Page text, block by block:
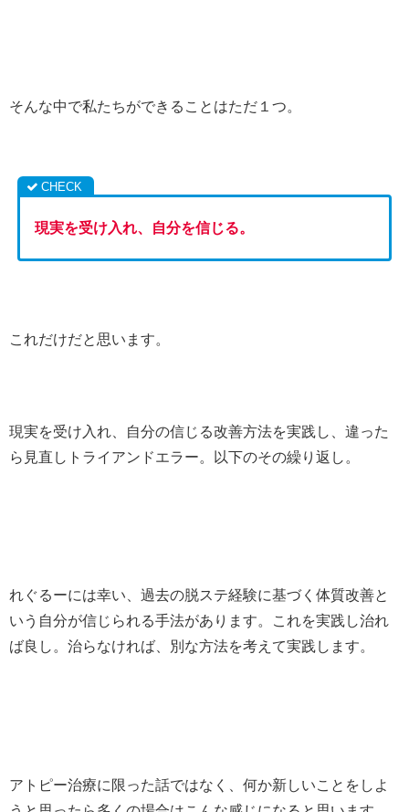
そんな中で私たちができることはただ１つ。
現実を受け入れ、自分を信じる。
これだけだと思います。
現実を受け入れ、自分の信じる改善方法を実践し、違った
ら見直しトライアンドエラー。以下のその繰り返し。
れぐるーには幸い、過去の脱ステ経験に基づく体質改善と
いう自分が信じられる手法があります。これを実践し治れ
ば良し。治らなければ、別な方法を考えて実践します。
アトピー治療に限った話ではなく、何か新しいことをしよ